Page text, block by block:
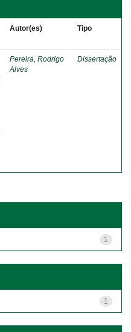
Autor(es) Tipo
Pereira, Rodrigo
Alves
Dissertação
1
1